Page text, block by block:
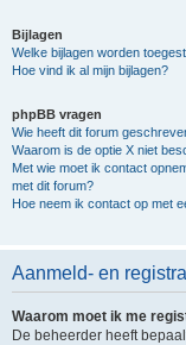
Bijlagen
Welke bijlagen worden
Hoe vind ik al mijn bijlagen?
phpBB vragen
Wie heeft dit forum
Waarom is de optie X niet
Met wie moet ik contact
met dit forum?
Hoe neem ik contact op met
Aanmeld- en
Waarom moet ik me
De beheerder heeft